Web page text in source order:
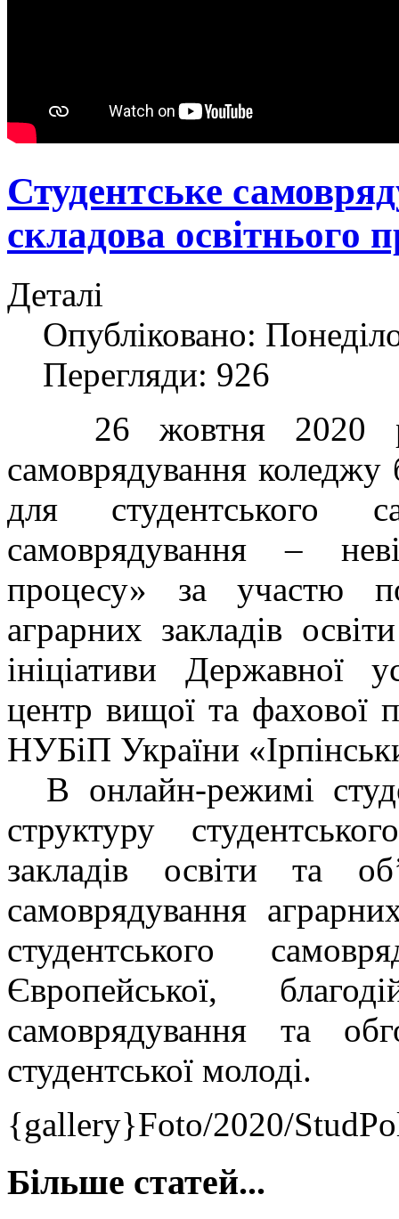
Студентське
складова освітнього
Деталі
Опубліковано:
Перегляди: 926
26 жовтня 2020
самоврядування коледжу
для студентського
самоврядування –
процесу» за участю
аграрних закладів
ініціативи Державної
центр вищої та фахової
НУБіП України
В онлайн-режимі
структуру
закладів освіти та
самоврядування
студентського
Європейської,
самоврядування та
студентської молоді.
{gallery}Foto/2020/
Більше статей...